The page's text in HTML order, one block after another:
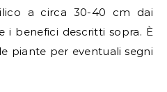
a circa 30-40 cm dai
i benefici descritti sopra. È
piante per eventuali segni